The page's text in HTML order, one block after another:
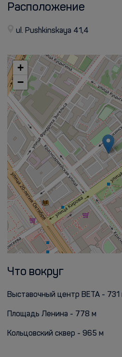
Расположение
ul. Pushkinskaya 41,4
+
−
Что вокруг
Выставочный центр ВЕТА - 731
Площадь Ленина - 778 м
Кольцовский сквер - 965 м